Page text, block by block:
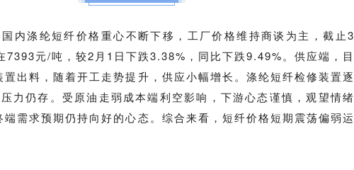
内涤纶短纤价格重心不断下移，工厂价格维持商谈为主，截止3
7393元/吨，较2月1日下跌3.38%，同比下跌9.49%。供应端，目
出料，随着开工走势提升，供应小幅增长。涤纶短纤检修装置逐
力仍存。受原油走弱成本端利空影响，下游心态谨慎，观望情绪
需求预期仍持向好的心态。综合来看，短纤价格短期震荡偏弱运